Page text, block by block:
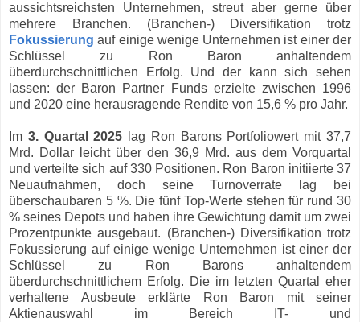
aussichtsreichsten Unternehmen, streut aber gerne über
mehrere Branchen. (Branchen-) Diversifikation trotz
Fokussierung auf einige wenige Unternehmen ist einer der
Schlüssel zu Ron Baron anhaltendem
überdurchschnittlichen Erfolg. Und der kann sich sehen
lassen: der Baron Partner Funds erzielte zwischen 1996
und 2020 eine herausragende Rendite von 15,6 % pro Jahr.
Im 3. Quartal 2025 lag Ron Barons Portfoliowert mit 37,7
Mrd. Dollar leicht über den 36,9 Mrd. aus dem Vorquartal
und verteilte sich auf 330 Positionen. Ron Baron initiierte 37
Neuaufnahmen, doch seine Turnoverrate lag bei
überschaubaren 5 %. Die fünf Top-Werte stehen für rund 30
% seines Depots und haben ihre Gewichtung damit um zwei
Prozentpunkte ausgebaut. (Branchen-) Diversifikation trotz
Fokussierung auf einige wenige Unternehmen ist einer der
Schlüssel zu Ron Barons anhaltendem
überdurchschnittlichem Erfolg. Die im letzten Quartal eher
verhaltene Ausbeute erklärte Ron Baron mit seiner
Aktienauswahl im Bereich IT- und